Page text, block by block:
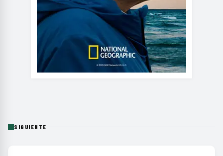
SIGUIENTE